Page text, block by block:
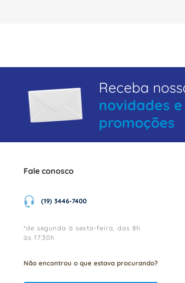
Receba
novidades e
promoções
Fale conosco
(19) 3446-7400
*de segunda à sexta-feira, das 8h
às 17:30h
Não encontrou o que estava procurando?